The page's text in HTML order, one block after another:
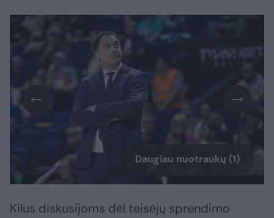
Daugiau nuotraukų (1)
Kilus diskusijoms dėl teisėjų sprendimo